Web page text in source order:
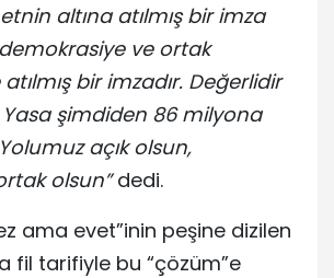
altına atılmış bir imza
demokrasiye ve ortak
bir imzadır. Değerlidir
şimdiden 86 milyona
açık olsun,
olsun”dedi.
ama evet”inin peşine dizilen
fil tarifiyle bu “çözüm”e